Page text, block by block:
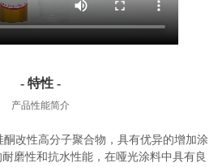
- 特性 -
产品性能简介
酮改性高分子聚合物，具有优异的增加涂
磨性和抗水性能，在哑光涂料中具有良